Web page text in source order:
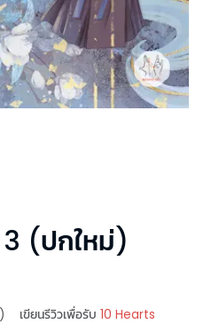
(ปกใหม่)
เขียนรีวิวเพื่อรับ 10 Hearts